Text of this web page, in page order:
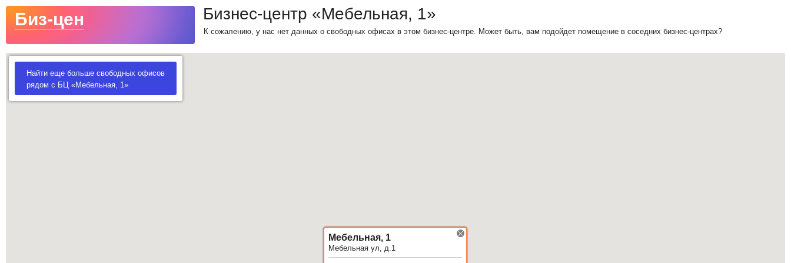
Биз-цен Бизнес-центр «Мебельная, 1»
К сожалению, у нас нет данных о свободных офисах в этом бизнес-центре. Может быть, вам подойдет помещение в соседних бизнес-центрах?
Мебельная, 1
Мебельная ул, д.1
Найти еще больше свободных офисов
рядом с БЦ «Мебельная, 1»